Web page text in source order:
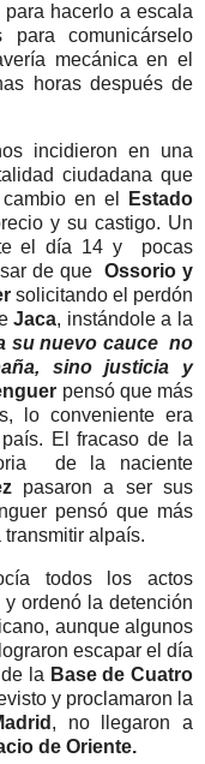
para hacerlo a escala
comunicárselo
mecánica en el
horas después de
incidieron en una
ciudadana que
en el
Estado
y su castigo. Un
el día 14 y
pocas
de que Ossorio y
solicitando el perdón
Jaca, instándole a la
su nuevo cauce no
sino justicia y
pensó que más
lo conveniente era
El fracaso de la
de la naciente
pasaron a ser sus
pensó que más
alpaís.
todos los actos
ordenó la detención
aunque algunos
escapar el día
la Base de Cuatro
y proclamaron la
, no llegaron a
de Oriente.